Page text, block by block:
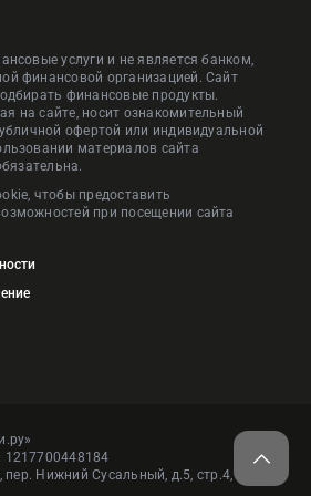
услуги и не является банком,
финансовой организацией. Сайт
финансовые продукты.
на сайте, носит ознакомительный
офертой или индивидуальной
материалов сайта
чтобы предоставить
при посещении сайта
Нижний Сусальный, д.5, стр.4, пом.1